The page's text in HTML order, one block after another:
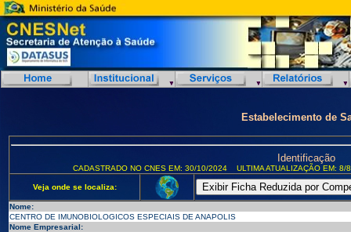
Estabelecimento de
Identificação
CADASTRADO NO CNES EM: 30/10/2024 ULTIMA ATUALIZAÇÃO EM:
Veja onde se localiza:
Nome:
CENTRO DE IMUNOBIOLOGICOS ESPECIAIS DE ANAPOLIS
Nome Empresarial: